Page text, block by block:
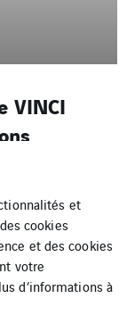
VINCI
et
cookies
et des cookies
votre
d’informations à